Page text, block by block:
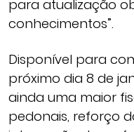
para atualização
conhecimentos”.
Disponível para
próximo dia 8 de
ainda uma maior
pedonais, reforço